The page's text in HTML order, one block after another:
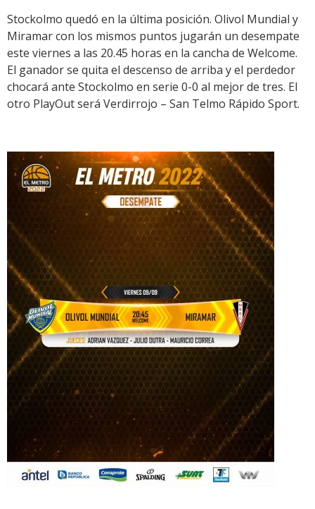
Stockolmo quedó en la última posición. Olivol Mundial y
Miramar con los mismos puntos jugarán un desempate
este viernes a las 20.45 horas en la cancha de Welcome.
El ganador se quita el descenso de arriba y el perdedor
chocará ante Stockolmo en serie 0-0 al mejor de tres. El
otro PlayOut será Verdirrojo – San Telmo Rápido Sport.